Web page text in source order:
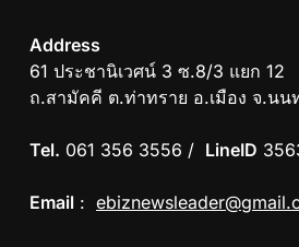
Address
61 ประชานิเวศน์ 3 ซ.8/3 แยก 12
ถ.สามัคคี ต.ท่าทราย อ.เมือง จ.นน
Tel. 061 356 3556 / LineID
Email :